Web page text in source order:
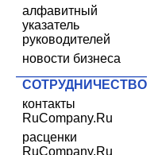
алфавитный
указатель
руководителей
новости бизнеса
СОТРУДНИЧЕСТВО
контакты
RuCompany.Ru
расценки
RuCompany.Ru